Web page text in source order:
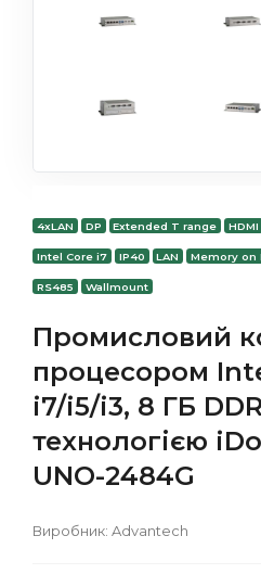
4xLAN DP Extended T range HDMI
Intel Core i7 IP40 LAN Memory on
RS485 Wallmount
Промисловий
процесором
i7/i5/i3, 8 ГБ
технологією
UNO-2484G
Виробник: Advantech